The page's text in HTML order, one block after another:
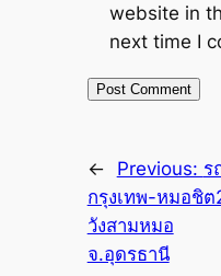
website in
next time I
← Previous: ร
กรุงเทพ-หมอชิต
วังสามหมอ
จ.อุดรธานี